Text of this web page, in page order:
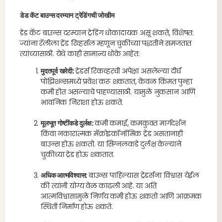
डेड कॅट बाउन्स दरम्यान ट्रेडिंगची जोखीम
डेड कॅट बाउन्स दरम्यान ट्रेडिंग धोकादायक असू शकते, विशेषत:
ज्यांना रॅलीला ट्रेंड रिव्हर्सल म्हणून चुकीच्या पद्धतीने समजतात
त्यांच्यासाठी. येथे काही सामान्य धोके आहेत:
मुदतपूर्व खरेदी:ट्रेडर्स रिकव्हरची अपेक्षा असलेल्या दीर्घ
पोझिशन्समध्ये प्रवेश करू शकतात, केवळ किंमत पुन्हा
कमी होत असल्याचे पाहण्यासाठी. यामुळे नुकसान आणि
भावनिक निराशा होऊ शकते.
मूलभूत गोष्टींकडे दुर्लक्ष:कमी कमाई, कमकुवत मार्गदर्शन
किंवा नकारात्मक मॅक्रोइकॉनॉमिक ट्रेंड असतानाही
बाउन्स होऊ शकतो. या सिग्नलकडे दुर्लक्ष केल्याने
चुकीच्या ट्रेड होऊ शकतात.
अधिक आत्मविश्वास:बाउन्स पाहिल्यास ट्रेडर्सना विश्वास येईल
की त्यांनी योग्य वेळ काढली आहे. या अति
आत्मविश्वासामुळे निर्णय कमी होऊ शकतो आणि आक्रमक
स्थिती निर्माण होऊ शकते.